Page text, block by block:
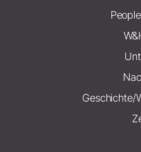
Geschichte/